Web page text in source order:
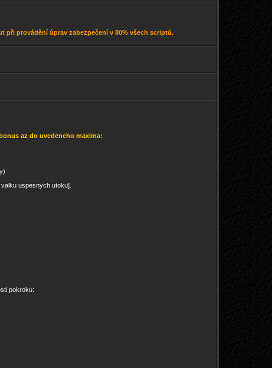
při provádění úprav zabezpečení v 80% všech scriptů.
az do uvedeneho maxima:
uspesnych utoku].
pokroku: